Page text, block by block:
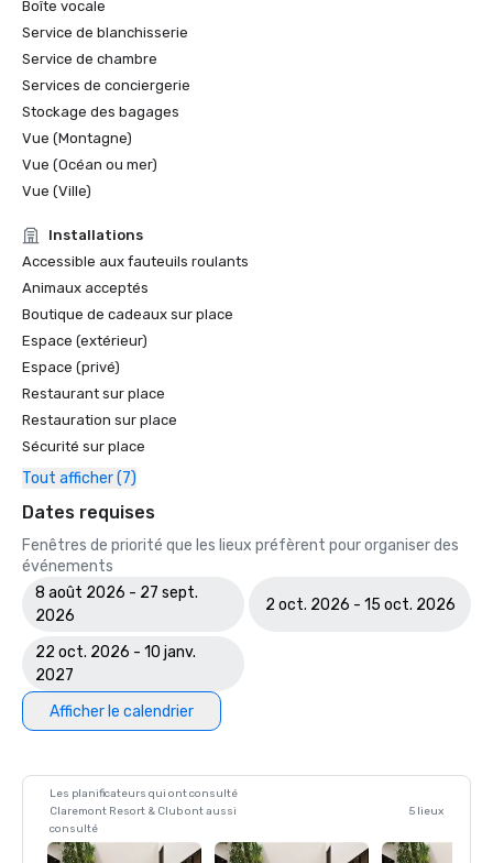
Boîte vocale
Service de blanchisserie
Service de chambre
Services de conciergerie
Stockage des bagages
Vue (Montagne)
Vue (Océan ou mer)
Vue (Ville)
Installations
Accessible aux fauteuils roulants
Animaux acceptés
Boutique de cadeaux sur place
Espace (extérieur)
Espace (privé)
Restaurant sur place
Restauration sur place
Sécurité sur place
Tout afficher (7)
Dates requises
Fenêtres de priorité que les lieux préfèrent pour organiser des
événements
8 août 2026 - 27 sept.
2026
2 oct. 2026 - 15 oct. 2026
22 oct. 2026 - 10 janv.
2027
Afficher le calendrier
Les planificateurs qui ont consulté
Claremont Resort & Club ont aussi
consulté
5 lieux